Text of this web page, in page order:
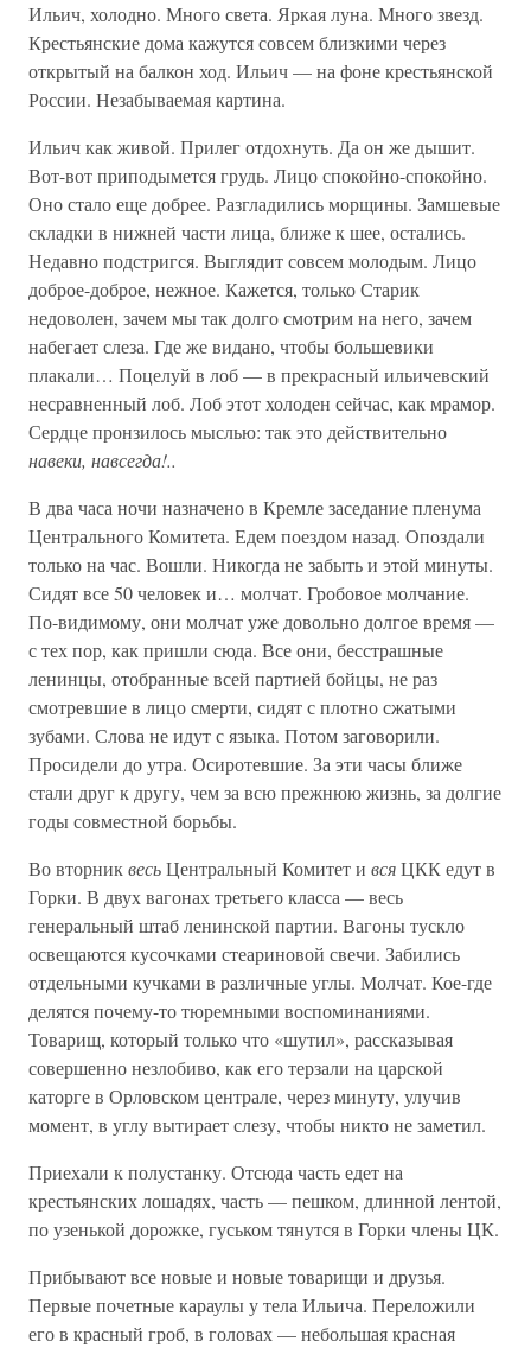
Ильич, холодно. Много света. Яркая луна. Много звезд.
Крестьянские дома кажутся совсем близкими через
открытый на балкон ход. Ильич — на фоне крестьянской
России. Незабываемая картина.
Ильич как живой. Прилег отдохнуть. Да он же дышит.
Вот-вот приподымется грудь. Лицо спокойно-спокойно.
Оно стало еще добрее. Разгладились морщины. Замшевые
складки в нижней части лица, ближе к шее, остались.
Недавно подстригся. Выглядит совсем молодым. Лицо
доброе-доброе, нежное. Кажется, только Старик
недоволен, зачем мы так долго смотрим на него, зачем
набегает слеза. Где же видано, чтобы большевики
плакали… Поцелуй в лоб — в прекрасный ильичевский
несравненный лоб. Лоб этот холоден сейчас, как мрамор.
Сердце пронзилось мыслью: так это действительно
навеки, навсегда!..
В два часа ночи назначено в Кремле заседание пленума
Центрального Комитета. Едем поездом назад. Опоздали
только на час. Вошли. Никогда не забыть и этой минуты.
Сидят все 50 человек и… молчат. Гробовое молчание.
По-видимому, они молчат уже довольно долгое время —
с тех пор, как пришли сюда. Все они, бесстрашные
ленинцы, отобранные всей партией бойцы, не раз
смотревшие в лицо смерти, сидят с плотно сжатыми
зубами. Слова не идут с языка. Потом заговорили.
Просидели до утра. Осиротевшие. За эти часы ближе
стали друг к другу, чем за всю прежнюю жизнь, за долгие
годы совместной борьбы.
Во вторниквесьЦентральный Комитет и всяЦКК едут в
Горки. В двух вагонах третьего класса — весь
генеральный штаб ленинской партии. Вагоны тускло
освещаются кусочками стеариновой свечи. Забились
отдельными кучками в различные углы. Молчат. Кое-где
делятся почему-то тюремными воспоминаниями.
Товарищ, который только что «шутил», рассказывая
совершенно незлобиво, как его терзали на царской
каторге в Орловском централе, через минуту, улучив
момент, в углу вытирает слезу, чтобы никто не заметил.
Приехали к полустанку. Отсюда часть едет на
крестьянских лошадях, часть — пешком, длинной лентой,
по узенькой дорожке, гуськом тянутся в Горки члены ЦК.
Прибывают все новые и новые товарищи и друзья.
Первые почетные караулы у тела Ильича. Переложили
его в красный гроб, в головах — небольшая красная